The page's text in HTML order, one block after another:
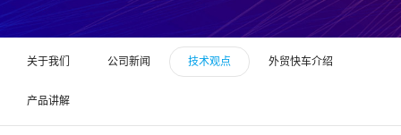
关于我们 公司新闻 技术观点 外贸快车介绍
产品讲解